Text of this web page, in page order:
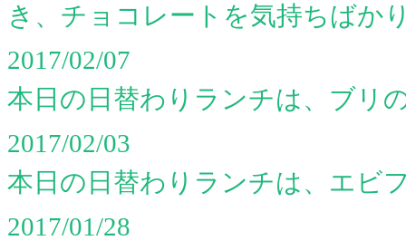
き、チョコレートを気持ちばか
2017/02/07
本日の日替わりランチは、ブリ
2017/02/03
本日の日替わりランチは、エビ
2017/01/28